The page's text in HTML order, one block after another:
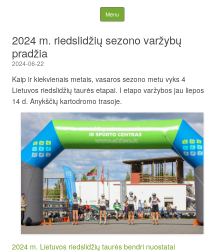
Lietuvos nacionalinė
slidinėjimo asociacija
Menu Skip to content
2024 m. riedslidžių sezono varžybų
pradžia
2024-06-22
Kaip ir kiekvienais metais, vasaros sezono metu vyks 4
Lietuvos riedslidžių taurės etapai. I etapo varžybos jau liepos
14 d. Anykščių kartodromo trasoje.
2024 m. Lietuvos riedslidžių taurės bendri nuostatai